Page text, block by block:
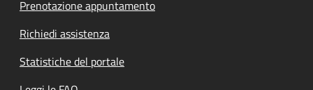
Prenotazione appuntamento
Richiedi assistenza
Statistiche del portale